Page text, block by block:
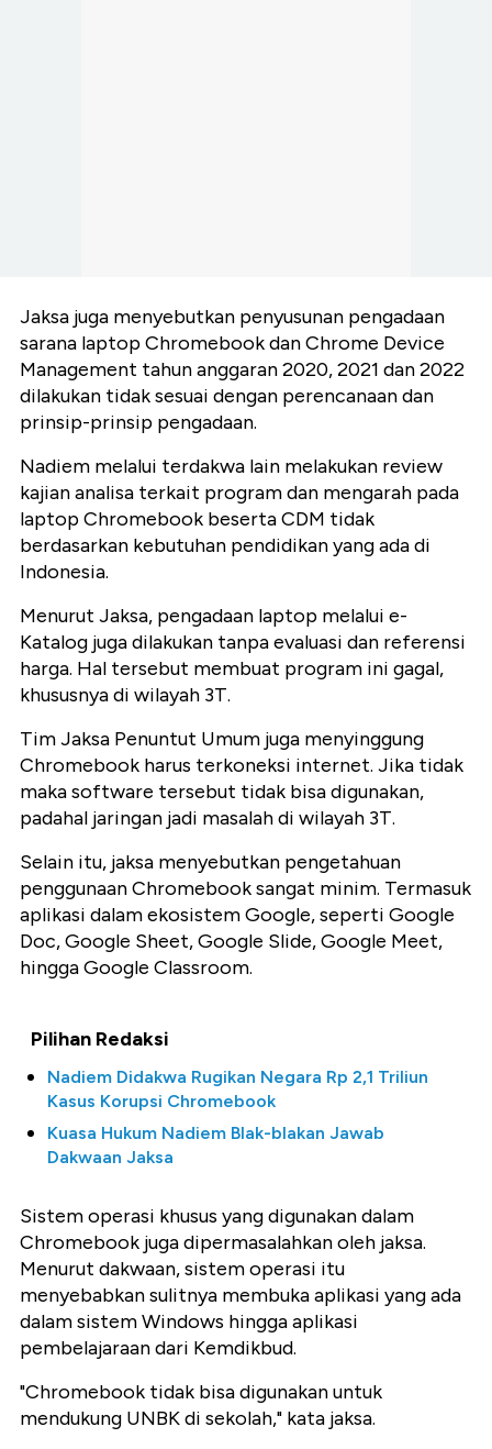
Jaksa juga menyebutkan penyusunan pengadaan
sarana laptop Chromebook dan Chrome Device
Management tahun anggaran 2020, 2021 dan 2022
dilakukan tidak sesuai dengan perencanaan dan
prinsip-prinsip pengadaan.
Nadiem melalui terdakwa lain melakukan review
kajian analisa terkait program dan mengarah pada
laptop Chromebook beserta CDM tidak
berdasarkan kebutuhan pendidikan yang ada di
Indonesia.
Menurut Jaksa, pengadaan laptop melalui e-
Katalog juga dilakukan tanpa evaluasi dan referensi
harga. Hal tersebut membuat program ini gagal,
khususnya di wilayah 3T.
Tim Jaksa Penuntut Umum juga menyinggung
Chromebook harus terkoneksi internet. Jika tidak
maka software tersebut tidak bisa digunakan,
padahal jaringan jadi masalah di wilayah 3T.
Selain itu, jaksa menyebutkan pengetahuan
penggunaan Chromebook sangat minim. Termasuk
aplikasi dalam ekosistem Google, seperti Google
Doc, Google Sheet, Google Slide, Google Meet,
hingga Google Classroom.
Pilihan Redaksi
Nadiem Didakwa Rugikan Negara Rp 2,1 Triliun
Kasus Korupsi Chromebook
Kuasa Hukum Nadiem Blak-blakan Jawab
Dakwaan Jaksa
Sistem operasi khusus yang digunakan dalam
Chromebook juga dipermasalahkan oleh jaksa.
Menurut dakwaan, sistem operasi itu
menyebabkan sulitnya membuka aplikasi yang ada
dalam sistem Windows hingga aplikasi
pembelajaraan dari Kemdikbud.
"Chromebook tidak bisa digunakan untuk
mendukung UNBK di sekolah," kata jaksa.